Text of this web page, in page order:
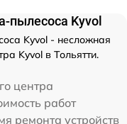
пылесоса Kyvol
Kyvol - несложная
Kyvol в Тольятти.
центра
работ
ремонта устройств